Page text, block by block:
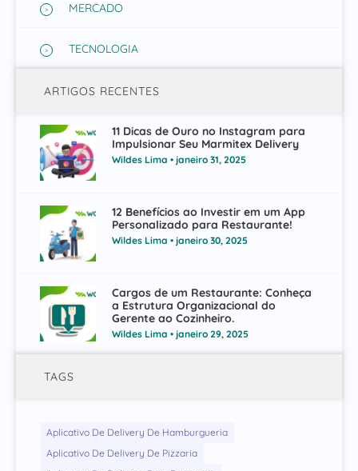
MERCADO
TECNOLOGIA
ARTIGOS RECENTES
11 Dicas de Ouro no Instagram para
Impulsionar Seu Marmitex Delivery
Wildes Lima janeiro 31, 2025
12 Benefícios ao Investir em um App
Personalizado para Restaurante!
Wildes Lima janeiro 30, 2025
Cargos de um Restaurante: Conheça
a Estrutura Organizacional do
Gerente ao Cozinheiro.
Wildes Lima janeiro 29, 2025
TAGS
Aplicativo De Delivery De Hamburgueria
Aplicativo De Delivery De Pizzaria